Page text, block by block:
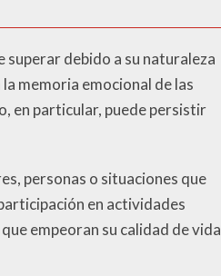
debido a su naturaleza
memoria emocional de las
en particular, puede persistir
personas o situaciones que
en actividades
empeoran su calidad de vida